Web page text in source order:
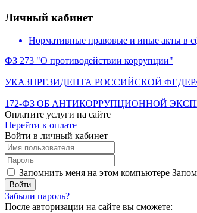
Личный кабинет
Нормативные правовые и иные акты в
ФЗ 273 "О противодействии коррупции"
УКАЗПРЕЗИДЕНТА РОССИЙСКОЙ
172-ФЗ ОБ АНТИКОРРУПЦИОННОЙ
Оплатите услуги на сайте
Перейти к оплате
Войти в личный кабинет
Запомнить меня на этом компьютере
Забыли пароль?
После авторизации на сайте вы сможете: